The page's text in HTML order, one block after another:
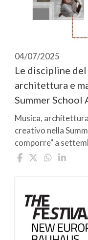
04/07/2025
Le discipline del
architettura e
Summer
Musica,
creativo nella
comporre" a